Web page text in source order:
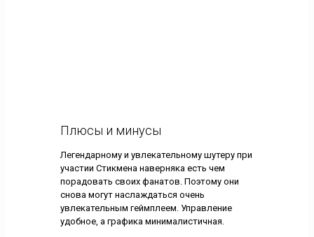
Плюсы и минусы
Легендарному и увлекательному шутеру при
участии Стикмена наверняка есть чем
порадовать своих фанатов. Поэтому они
снова могут наслаждаться очень
увлекательным геймплеем. Управление
удобное, а графика минималистичная.